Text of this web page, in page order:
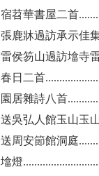
宿苕華書屋二首
張鹿牀過訪承示佳
雷侯笏山過訪墖寺
春日二首
園居雜詩八首
送吳弘人館玉山玉
送周安節館洞庭
墖燈